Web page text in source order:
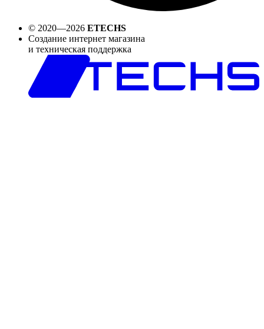
© 2020—2026 ETECHS
Создание интернет магазина
и техническая поддержка